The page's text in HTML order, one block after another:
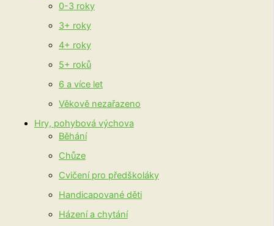
0-3 roky
3+ roky
4+ roky
5+ roků
6 a více let
Věkově nezařazeno
Hry, pohybová výchova
Běhání
Chůze
Cvičení pro předškoláky
Handicapované děti
Házení a chytání